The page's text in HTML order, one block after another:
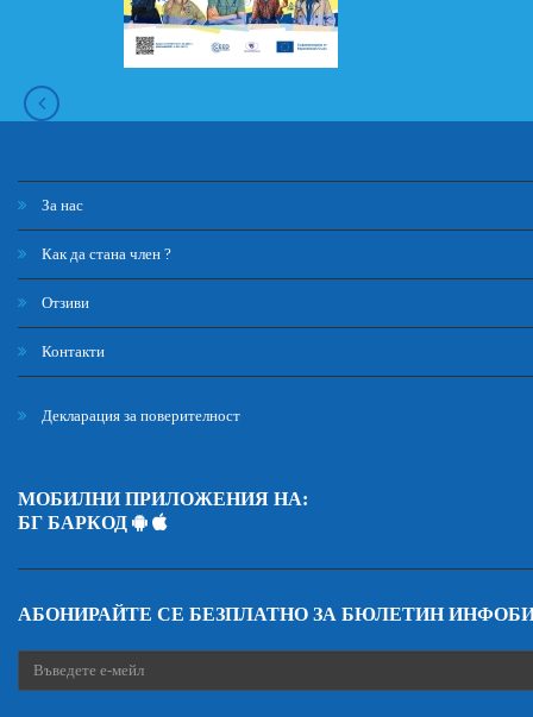
За нас
Как да стана член ?
Отзиви
Контакти
Декларация за поверителност
МОБИЛНИ ПРИЛОЖЕНИЯ НА:
БГ БАРКОД
АБОНИРАЙТЕ СЕ БЕЗПЛАТНО ЗА БЮЛЕТИН